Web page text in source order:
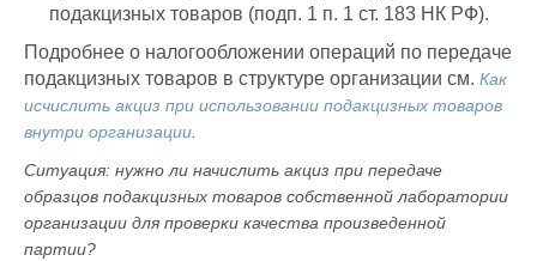
подакцизных товаров (подп. 1 п. 1 ст. 183 НК РФ).
Подробнее о налогообложении операций по передаче
подакцизных товаров в структуре организации см. Как
исчислить акциз при использовании подакцизных товаров
внутри организации.
Ситуация: нужно ли начислить акциз при передаче
образцов подакцизных товаров собственной лаборатории
организации для проверки качества произведенной
партии?